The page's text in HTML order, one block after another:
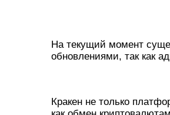
На текущий момент
обновлениями, так как
Кракен не только